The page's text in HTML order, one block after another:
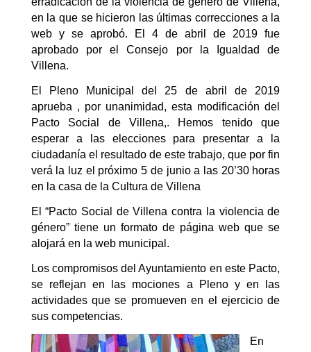
en la que se hicieron las últimas correcciones a la
web y se aprobó. El 4 de abril de 2019 fue
aprobado por el Consejo por la Igualdad de
Villena.
El Pleno Municipal del 25 de abril de 2019
aprueba , por unanimidad, esta modificación del
Pacto Social de Villena,. Hemos tenido que
esperar a las elecciones para presentar a la
ciudadanía el resultado de este trabajo, que por fin
verá la luz el próximo 5 de junio a las 20’30 horas
en la casa de la Cultura de Villena
El “Pacto Social de Villena contra la violencia de
género” tiene un formato de página web que se
alojará en la web municipal.
Los compromisos del Ayuntamiento en este Pacto,
se reflejan en las mociones a Pleno y en las
actividades que se promueven en el ejercicio de
sus competencias.
En